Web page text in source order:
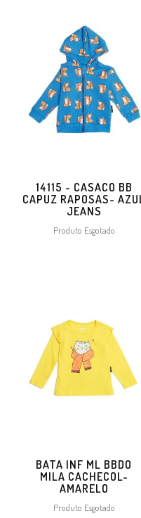
14115 - CASACO BB
CAPUZ RAPOSAS-
JEANS
Produto Esgotado
BATA INF ML BBDO
MILA CACHECOL-
AMARELO
Produto Esgotado